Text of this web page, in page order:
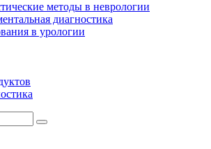
методы в неврологии
диагностика
в урологии